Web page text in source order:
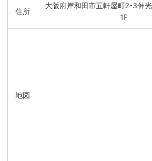
住所
大阪府岸和田市五軒屋町2-3伸
1F
地図